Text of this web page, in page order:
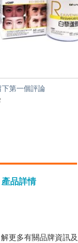
第一個評論
產品詳情
更多有關品牌資訊